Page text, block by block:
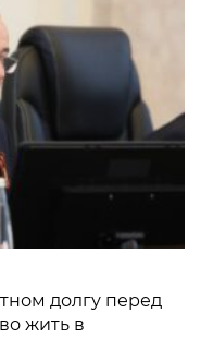
долгу перед
жить в